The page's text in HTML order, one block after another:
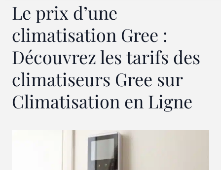
Le prix d’une
climatisation Gree :
Découvrez les tarifs des
climatiseurs Gree sur
Climatisation en Ligne